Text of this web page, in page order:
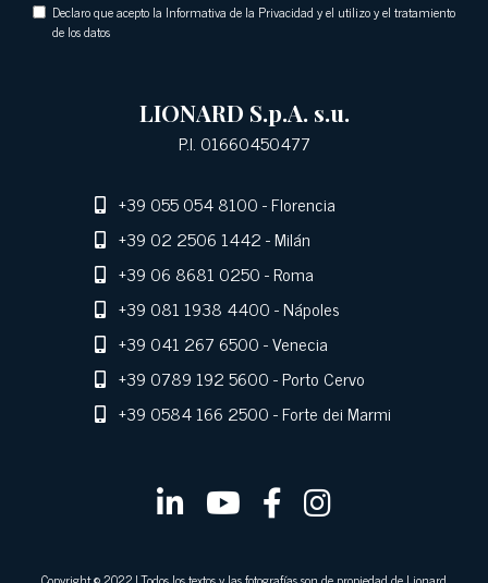
Declaro que acepto la Informativa de la Privacidad y el utilizo y el tratamiento
de los datos
LIONARD S.p.A. s.u.
P.I. 01660450477
+39 055 054 8100- Florencia
+39 02 2506 1442- Milán
+39 06 8681 0250- Roma
+39 081 1938 4400- Nápoles
+39 041 267 6500- Venecia
+39 0789 192 5600- Porto Cervo
+39 0584 166 2500- Forte dei Marmi